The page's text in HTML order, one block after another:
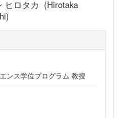
ヒロタカ (Hirotaka
ンス学位プログラム 教授